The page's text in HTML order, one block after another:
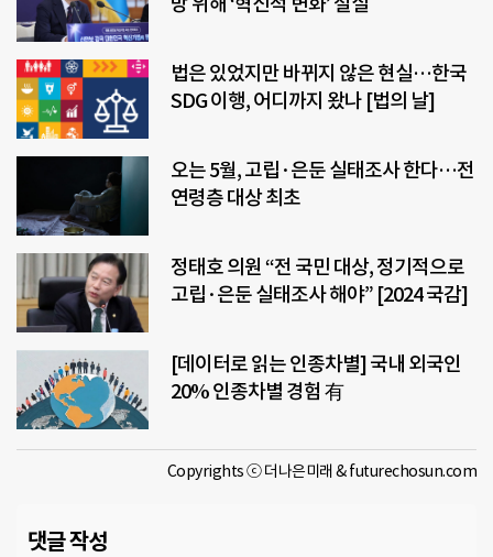
법은 있었지만 바뀌지 않은 현실…한국
SDG 이행, 어디까지 왔나 [법의 날]
오는 5월, 고립·은둔 실태조사 한다…전
연령층 대상 최초
정태호 의원 “전 국민 대상, 정기적으로
고립·은둔 실태조사 해야” [2024 국감]
[데이터로 읽는 인종차별] 국내 외국인
20% 인종차별 경험 有
Copyrights ⓒ 더나은미래 & futurechosun.com
댓글 작성